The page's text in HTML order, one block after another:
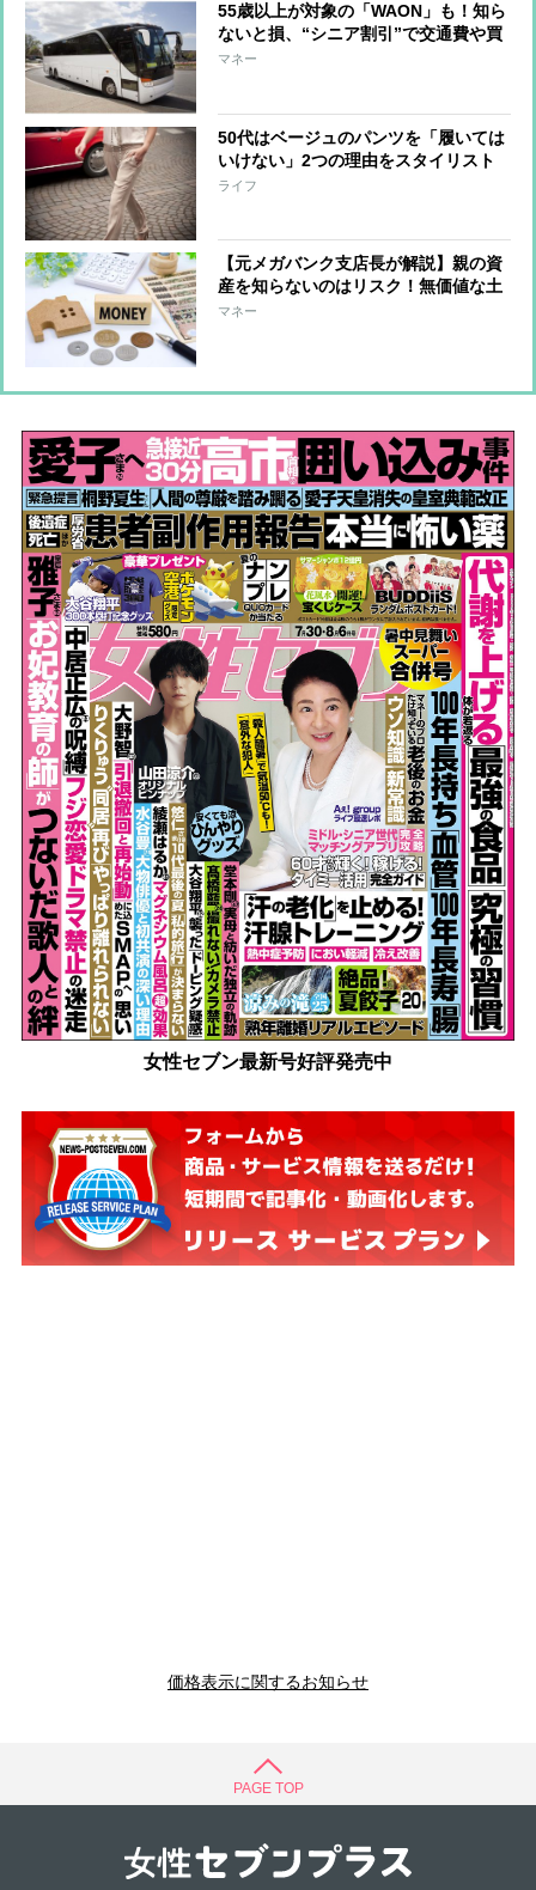
55歳以上が対象の「WAON」も！知ら
ないと損、“シニア割引”で交通費や買
い物がお得に
マネー
50代はベージュのパンツを「履いては
いけない」2つの理由をスタイリスト
が解説
ライフ
【元メガバンク支店長が解説】親の資
産を知らないのはリスク！無価値な土
地を相続して税を払い続ける例も
マネー
女性セブン最新号好評発売中
価格表示に関するお知らせ
PAGE TOP